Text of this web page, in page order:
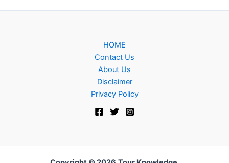
HOME
Contact Us
About Us
Disclaimer
Privacy Policy